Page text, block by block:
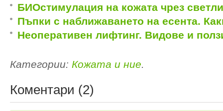
БИОстимулация на кожата чрез
Пъпки с наближаването на есента.
Неоперативен лифтинг. Видове и
Категории: Кожата и ние.
Коментари (2)